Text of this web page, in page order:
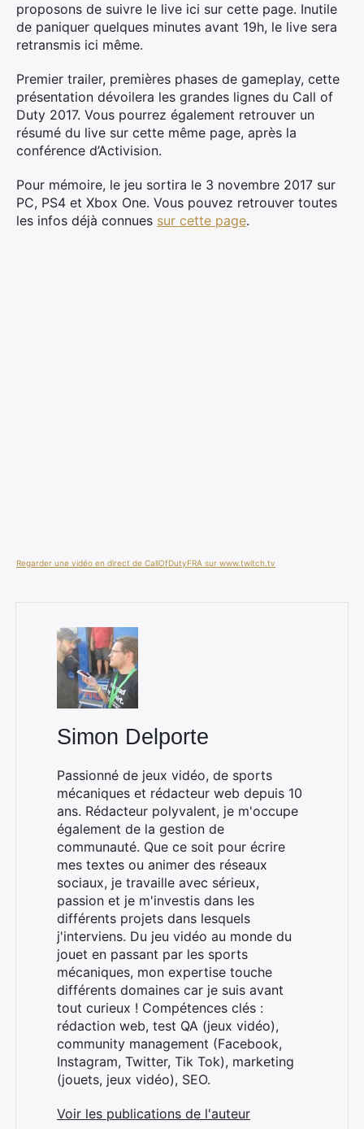
proposons de suivre le live ici sur cette page. Inutile
de paniquer quelques minutes avant 19h, le live sera
retransmis ici même.
Premier trailer, premières phases de gameplay, cette
présentation dévoilera les grandes lignes du Call of
Duty 2017. Vous pourrez également retrouver un
résumé du live sur cette même page, après la
conférence d’Activision.
Pour mémoire, le jeu sortira le 3 novembre 2017 sur
PC, PS4 et Xbox One. Vous pouvez retrouver toutes
les infos déjà connues sur cette page.
Regarder une vidéo en direct de CallOfDutyFRA sur www.twitch.tv
Simon Delporte
Passionné de jeux vidéo, de sports
mécaniques et rédacteur web depuis 10
ans. Rédacteur polyvalent, je m'occupe
également de la gestion de
communauté. Que ce soit pour écrire
mes textes ou animer des réseaux
sociaux, je travaille avec sérieux,
passion et je m'investis dans les
différents projets dans lesquels
j'interviens. Du jeu vidéo au monde du
jouet en passant par les sports
mécaniques, mon expertise touche
différents domaines car je suis avant
tout curieux ! Compétences clés :
rédaction web, test QA (jeux vidéo),
community management (Facebook,
Instagram, Twitter, Tik Tok), marketing
(jouets, jeux vidéo), SEO.
Voir les publications de l'auteur